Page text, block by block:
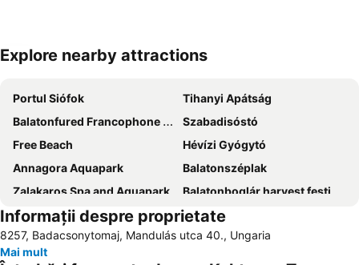
Explore nearby attractions
Portul Siófok
Tihanyi Apátság
Balatonfured Francophone Weeks
Szabadisóstó
Free Beach
Hévízi Gyógytó
Annagora Aquapark
Balatonszéplak
Zalakaros Spa and Aquapark
Balatonboglár harvest festival
Sunshine beach
Balaton Sound Fesztivál
Siofok water tower
Cartierul Aranypart
Informații despre proprietate
8257, Badacsonytomaj, Mandulás utca 40., Ungaria
Mai mult